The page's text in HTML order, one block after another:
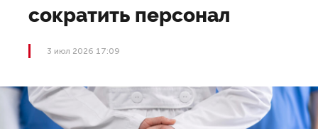
сократить персонал
3 июл 2026 17:09